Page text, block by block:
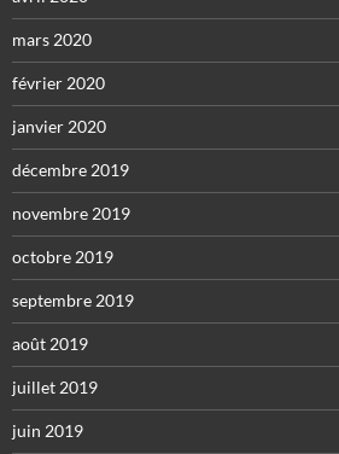
mars 2020
février 2020
janvier 2020
décembre 2019
novembre 2019
octobre 2019
septembre 2019
août 2019
juillet 2019
juin 2019